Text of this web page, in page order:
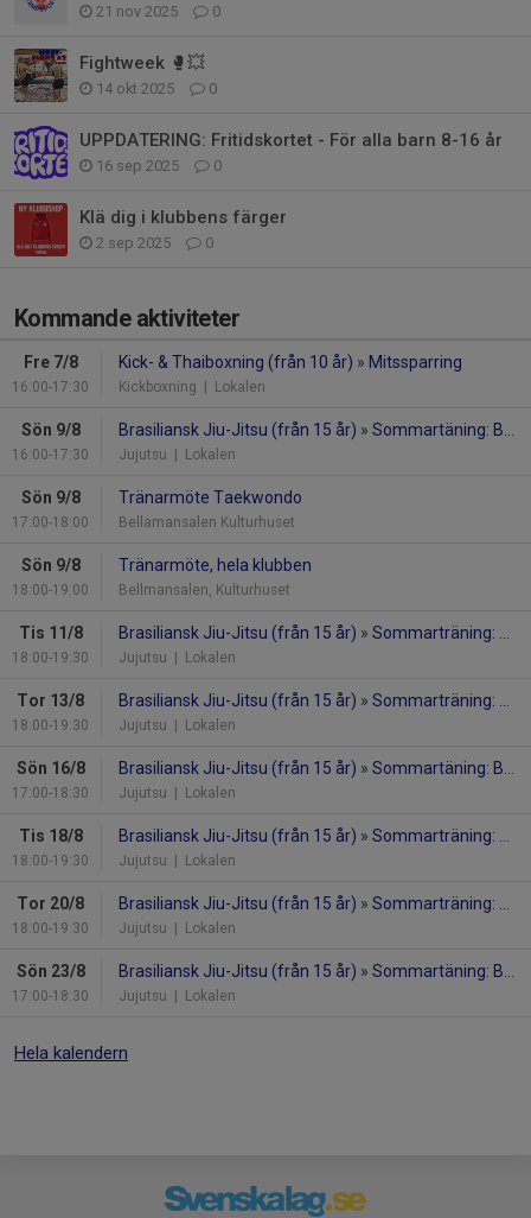
21 nov 2025 0
Fightweek 🥊💥
14 okt 2025 0
UPPDATERING: Fritidskortet - För alla barn 8-16 år
16 sep 2025 0
Klä dig i klubbens färger
2 sep 2025 0
Kommande aktiviteter
Fre 7/8
16:00-17:30
Kick- & Thaiboxning (från 10 år) » Mitssparring
Kickboxning | Lokalen
Sön 9/8
16:00-17:30
Brasiliansk Jiu-Jitsu (från 15 år) » Sommartäning: BJJ NoGI
Jujutsu | Lokalen
Sön 9/8
17:00-18:00
Tränarmöte Taekwondo
Bellamansalen Kulturhuset
Sön 9/8
18:00-19:00
Tränarmöte, hela klubben
Bellmansalen, Kulturhuset
Tis 11/8
18:00-19:30
Brasiliansk Jiu-Jitsu (från 15 år) » Sommarträning: BJJ NoGI
Jujutsu | Lokalen
Tor 13/8
18:00-19:30
Brasiliansk Jiu-Jitsu (från 15 år) » Sommarträning: BJJ NoGI
Jujutsu | Lokalen
Sön 16/8
17:00-18:30
Brasiliansk Jiu-Jitsu (från 15 år) » Sommartäning: BJJ NoGI
Jujutsu | Lokalen
Tis 18/8
18:00-19:30
Brasiliansk Jiu-Jitsu (från 15 år) » Sommarträning: BJJ NoGI
Jujutsu | Lokalen
Tor 20/8
18:00-19:30
Brasiliansk Jiu-Jitsu (från 15 år) » Sommarträning: BJJ NoGI
Jujutsu | Lokalen
Sön 23/8
17:00-18:30
Brasiliansk Jiu-Jitsu (från 15 år) » Sommartäning: BJJ NoGI
Jujutsu | Lokalen
Hela kalendern